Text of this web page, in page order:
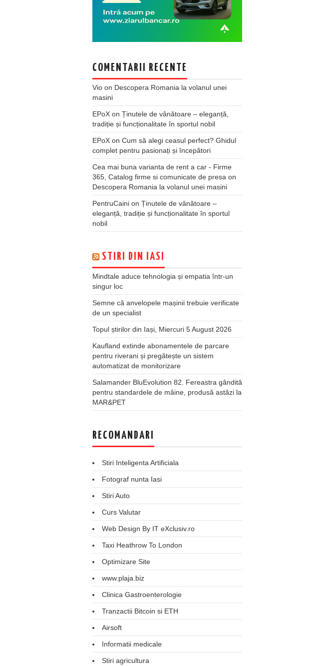
COMENTARII RECENTE
Vio on Descopera Romania la volanul unei
masini
EPoX on Ținutele de vânătoare – eleganță,
tradiție și funcționalitate în sportul nobil
EPoX on Cum să alegi ceasul perfect? Ghidul
complet pentru pasionați și începători
Cea mai buna varianta de rent a car - Firme
365, Catalog firme si comunicate de presa on
Descopera Romania la volanul unei masini
PentruCaini on Ținutele de vânătoare –
eleganță, tradiție și funcționalitate în sportul
nobil
STIRI DIN IASI
Mindtale aduce tehnologia și empatia într-un
singur loc
Semne că anvelopele mașinii trebuie verificate
de un specialist
Topul știrilor din Iași, Miercuri 5 August 2026
Kaufland extinde abonamentele de parcare
pentru riverani și pregătește un sistem
automatizat de monitorizare
Salamander BluEvolution 82. Fereastra gândită
pentru standardele de mâine, produsă astăzi la
MAR&PET
RECOMANDARI
Stiri Inteligenta Artificiala
Fotograf nunta Iasi
Stiri Auto
Curs Valutar
Web Design By IT eXclusiv.ro
Taxi Heathrow To London
Optimizare Site
www.plaja.biz
Clinica Gastroenterologie
Tranzactii Bitcoin si ETH
Airsoft
Informatii medicale
Stiri agricultura